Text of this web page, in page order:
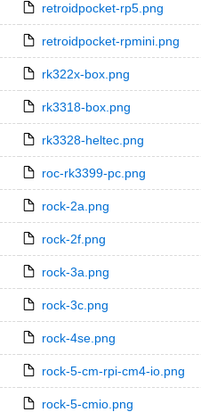
retroidpocket-rp5.png
retroidpocket-rpmini.png
rk322x-box.png
rk3318-box.png
rk3328-heltec.png
roc-rk3399-pc.png
rock-2a.png
rock-2f.png
rock-3a.png
rock-3c.png
rock-4se.png
rock-5-cm-rpi-cm4-io.png
rock-5-cmio.png